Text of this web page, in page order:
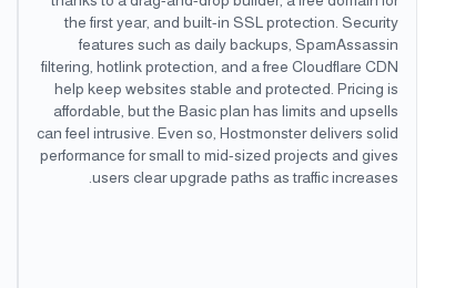
the first year, and built-in SSL protection. Security
features such as daily backups, SpamAssassin
filtering, hotlink protection, and a free Cloudflare CDN
help keep websites stable and protected. Pricing is
affordable, but the Basic plan has limits and upsells
can feel intrusive. Even so, Hostmonster delivers solid
performance for small to mid-sized projects and gives
users clear upgrade paths as traffic increases.